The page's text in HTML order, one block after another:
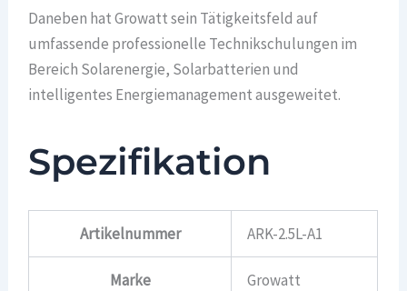
Daneben hat Growatt sein Tätigkeitsfeld auf
umfassende professionelle Technikschulungen im
Bereich Solarenergie, Solarbatterien und
intelligentes Energiemanagement ausgeweitet.
Spezifikation
Artikelnummer ARK-2.5L-A1
Marke Growatt